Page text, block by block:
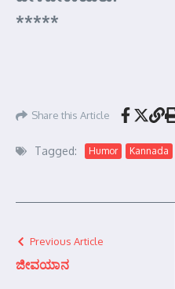
*****
Share this Article
Tagged: Humor Kannada
Previous Article
ಜೀವಯಾನ